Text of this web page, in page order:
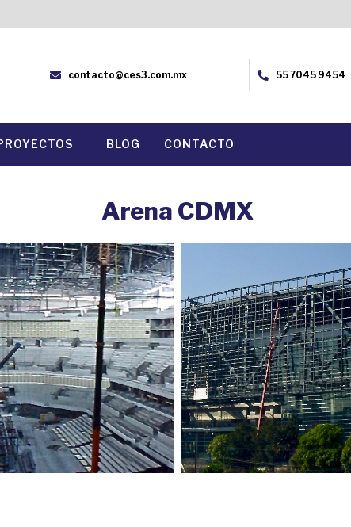
contacto@ces3.com.mx 55 7045 9454
BLOG CONTACTO
Arena CDMX